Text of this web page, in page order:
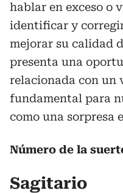
hablar en exceso o
identificar y
mejorar su calidad
presenta una
relacionada con un
fundamental para
como una sorpresa
Número de la
Sagitario